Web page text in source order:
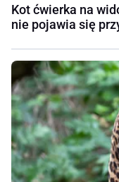
Kot ćwierka na
nie pojawia się